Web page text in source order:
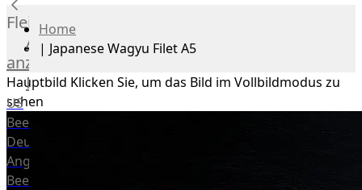
Fleisch
Alle
anzeigen
Rind
US
Beef
Deutsches
Angus
Beef
Home
| Japanese Wagyu Filet A5
Hauptbild Klicken Sie, um das Bild im Vollbildmodus zu
sehen